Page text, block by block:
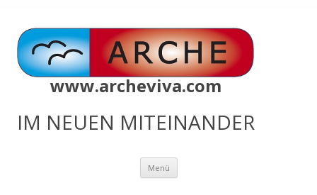
www.archeviva.com
IM NEUEN MITEINANDER
Menü Zum
springen